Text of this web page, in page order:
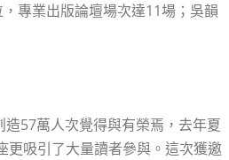
專業出版論壇場次達11場；吳韻
57萬人次覺得與有榮焉，去年夏
更吸引了大量讀者參與。這次獲邀